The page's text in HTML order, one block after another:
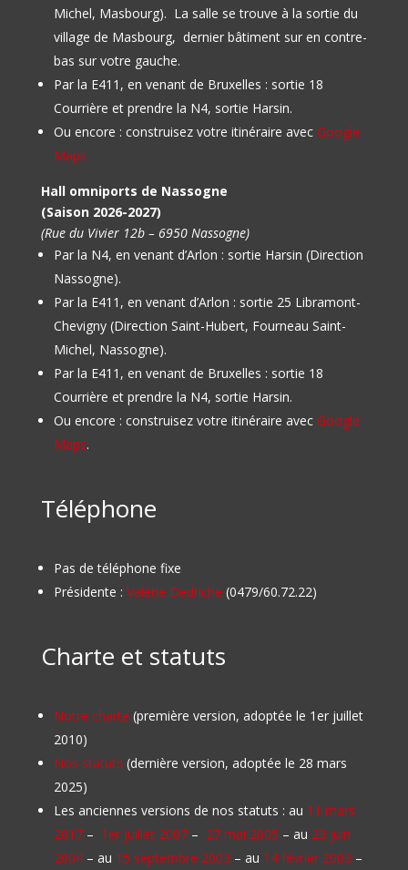
Michel, Masbourg). La salle se trouve à la sortie du
village de Masbourg, dernier bâtiment sur en contre-
bas sur votre gauche.
Par la E411, en venant de Bruxelles : sortie 18
Courrière et prendre la N4, sortie Harsin.
Ou encore : construisez votre itinéraire avec Google
Maps
Hall omniports de Nassogne
(Saison 2026-2027)
(Rue du Vivier 12b – 6950 Nassogne)
Par la N4, en venant d’Arlon : sortie Harsin (Direction
Nassogne).
Par la E411, en venant d’Arlon : sortie 25 Libramont-
Chevigny (Direction Saint-Hubert, Fourneau Saint-
Michel, Nassogne).
Par la E411, en venant de Bruxelles : sortie 18
Courrière et prendre la N4, sortie Harsin.
Ou encore : construisez votre itinéraire avec Google
Maps.
Téléphone
Pas de téléphone fixe
Présidente : Valérie Dedriche (0479/60.72.22)
Charte et statuts
Notre charte (première version, adoptée le 1er juillet
2010)
Nos statuts (dernière version, adoptée le 28 mars
2025)
Les anciennes versions de nos statuts : au 11 mars
2017– 1er juillet 2007– 27 mai 2005 – au 23 juin
2004– au 15 septembre 2003 – au 14 février 2003 –